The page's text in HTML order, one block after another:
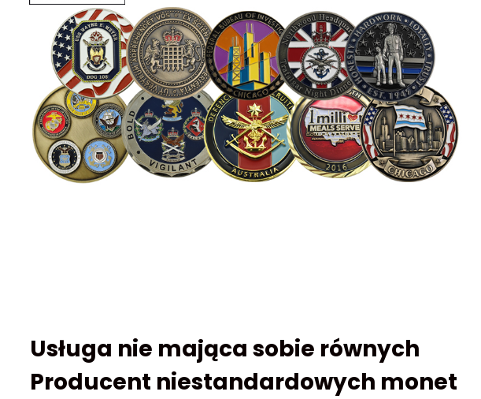
Usługa nie mająca sobie równych
Producent niestandardowych monet